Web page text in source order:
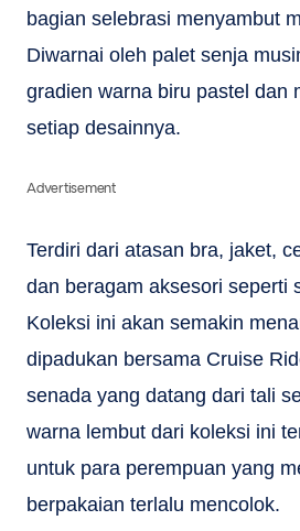
bagian selebrasi menyambut
Diwarnai oleh palet senja
gradien warna biru pastel dan
setiap desainnya.
Advertisement
Terdiri dari atasan bra, jaket,
dan beragam aksesori seperti
Koleksi ini akan semakin
dipadukan bersama Cruise
senada yang datang dari tali
warna lembut dari koleksi ini
untuk para perempuan yang
berpakaian terlalu mencolok.